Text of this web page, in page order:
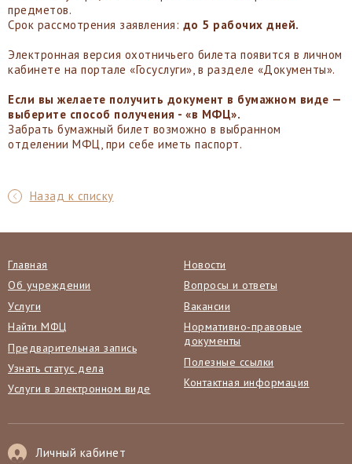
предметов.
Срок рассмотрения заявления: до 5 рабочих дней.
Электронная версия охотничьего билета появится в личном
кабинете на портале «Госуслуги», в разделе «Документы».
Если вы желаете получить документ в бумажном виде —
выберите способ получения - «в МФЦ».
Забрать бумажный билет возможно в выбранном
отделении МФЦ, при себе иметь паспорт.
Назад к списку
Главная
Об учреждении
Услуги
Найти МФЦ
Предварительная запись
Узнать статус дела
Услуги в электронном виде
Новости
Вопросы и ответы
Вакансии
Нормативно-правовые
документы
Полезные ссылки
Контактная информация
Личный кабинет